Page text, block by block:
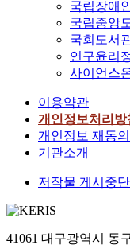
국립장애
국립중앙
국회도서
연구윤리
사이언스
이용약관
개인정보처리방
개인정보 재동의
기관소개
저작물 게시중
41061 대구광역시 동